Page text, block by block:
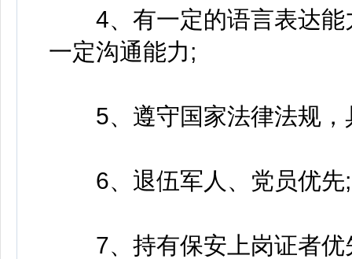
4、有一定的语言表达能
一定沟通能力;
5、遵守国家法律法规，
6、退伍军人、党员优先;
7、持有保安上岗证者优